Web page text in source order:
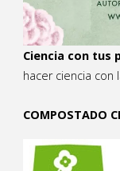
Ciencia con tus
hacer ciencia con
COMPOSTADO